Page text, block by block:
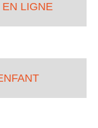
LIGNE